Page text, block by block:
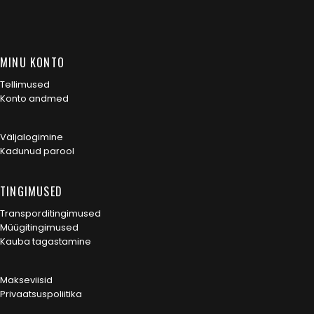
MINU KONTO
Tellimused
Konto andmed
Väljalogimine
Kadunud parool
TINGIMUSED
Transporditingimused
Müügitingimused
Kauba tagastamine
Makseviisid
Privaatsuspoliitika